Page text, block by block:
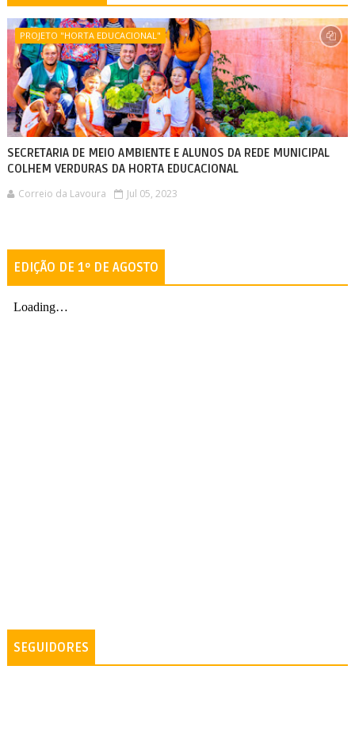
PROJETO "HORTA EDUCACIONAL"
SECRETARIA DE MEIO AMBIENTE E ALUNOS DA REDE MUNICIPAL
COLHEM VERDURAS DA HORTA EDUCACIONAL
Correio da Lavoura Jul 05, 2023
EDIÇÃO DE 1º DE AGOSTO
SEGUIDORES